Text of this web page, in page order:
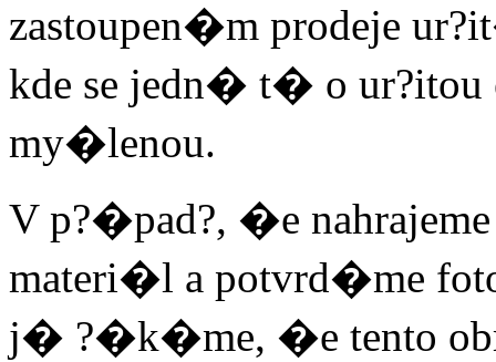
zastoupen�m prodeje
kde se jedn� t� o ur?itou
my�lenou.
V p?�pad?, �e
materi�l a potvrd�me
j� ?�k�me, �e tento